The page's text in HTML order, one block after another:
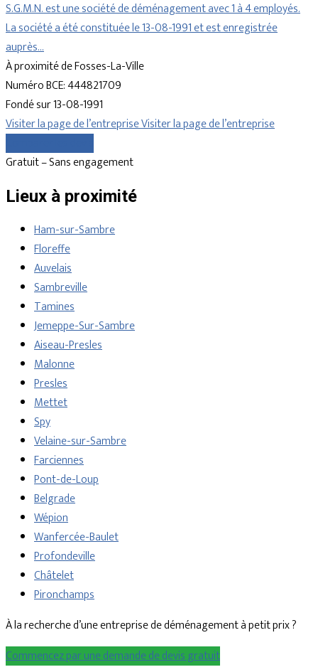
S.G.M.N. est une société de déménagement avec 1 à 4 employés.
La société a été constituée le 13-08-1991 et est enregistrée
auprès…
À proximité de Fosses-La-Ville
Numéro BCE: 444821709
Fondé sur 13-08-1991
Visiter la page de l’entrepriseVisiter la page de l’entreprise
Gratuit – Sans engagement
Lieux à proximité
Ham-sur-Sambre
Floreffe
Auvelais
Sambreville
Tamines
Jemeppe-Sur-Sambre
Aiseau-Presles
Malonne
Presles
Mettet
Spy
Velaine-sur-Sambre
Farciennes
Pont-de-Loup
Belgrade
Wépion
Wanfercée-Baulet
Profondeville
Châtelet
Pironchamps
À la recherche d’une entreprise de déménagement à petit prix ?
Commencez par une demande de devis gratuit